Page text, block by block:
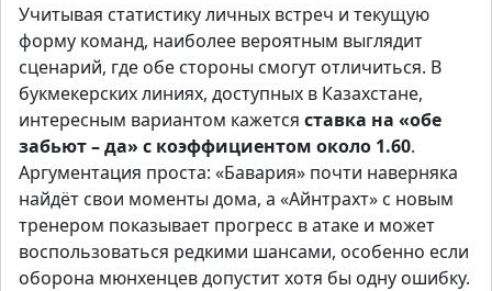
Учитывая статистику личных встреч и текущую
форму команд, наиболее вероятным выглядит
сценарий, где обе стороны смогут отличиться. В
букмекерских линиях, доступных в Казахстане,
интересным вариантом кажется ставка на «обе
забьют – да» с коэффициентом около 1.60.
Аргументация проста: «Бавария» почти наверняка
найдёт свои моменты дома, а «Айнтрахт» с новым
тренером показывает прогресс в атаке и может
воспользоваться редкими шансами, особенно если
оборона мюнхенцев допустит хотя бы одну ошибку.